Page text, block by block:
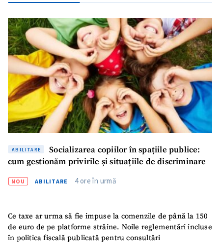
ABILITARE
Socializarea copiilor în spațiile publice:
cum gestionăm privirile și situațiile de discriminare
NOU ABILITARE 4 ore în urmă
Ce taxe ar urma să fie impuse la comenzile de până la 150
de euro de pe platforme străine. Noile reglementări incluse
în politica fiscală publicată pentru consultări
ȘTIREA MEA
Titlu știre
+ Adaugă titlu
Fotografie
+ Încarcă imagine
Link media+ Link media
Mesajul știrei
+ Mesajul știrei